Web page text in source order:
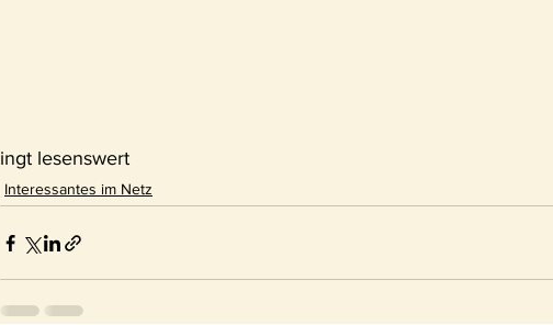
ingt lesenswert
Interessantes im Netz